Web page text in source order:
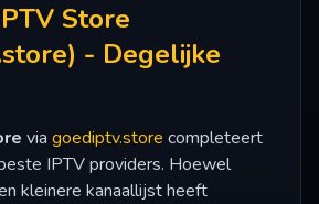
Store
- Degelijke
via goediptv.store completeert
IPTV providers. Hoewel
kleinere kanaallijst heeft